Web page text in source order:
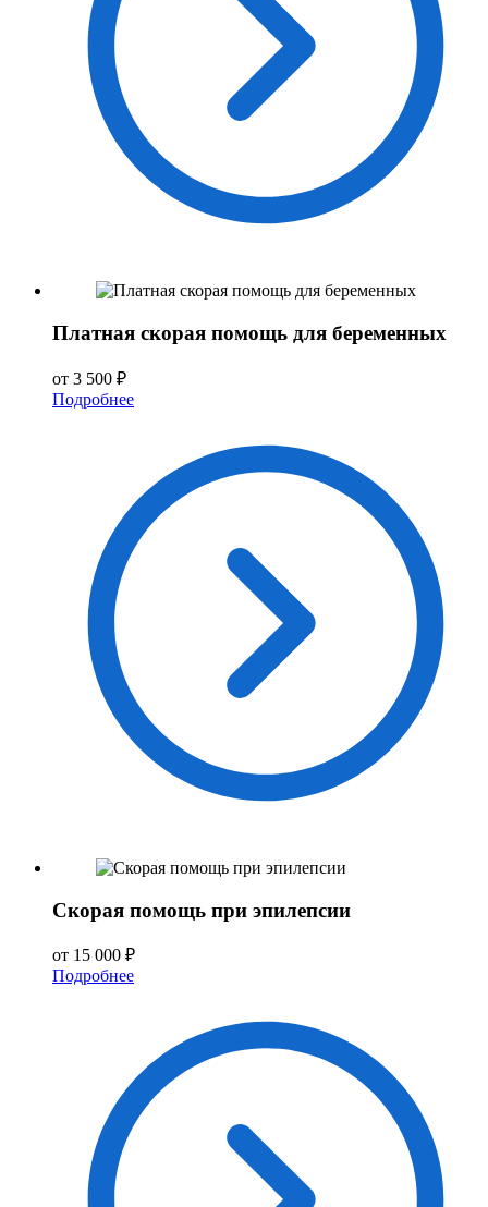
Платная скорая помощь для беременных
от 3 500 ₽
Подробнее
Скорая помощь при эпилепсии
от 15 000 ₽
Подробнее